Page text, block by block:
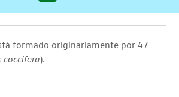
formado originariamente por 47
coccifera).